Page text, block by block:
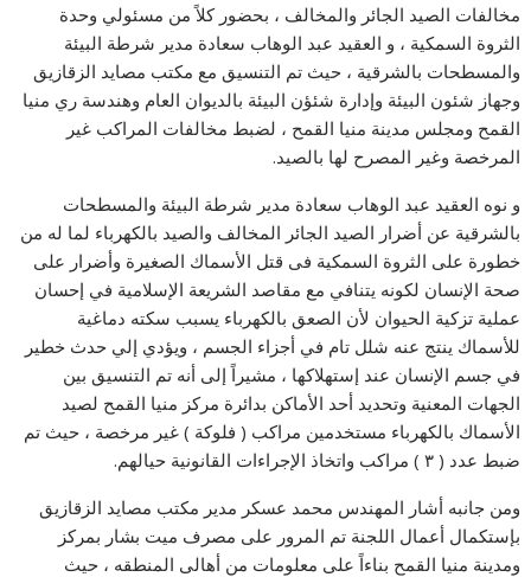
مخالفات الصيد الجائر والمخالف ، بحضور كلاً من مسئولي وحدة
الثروة السمكية ، و العقيد عبد الوهاب سعادة مدير شرطة البيئة
والمسطحات بالشرقية ، حيث تم التنسيق مع مكتب مصايد الزقازيق
وجهاز شئون البيئة وإدارة شئؤن البيئة بالديوان العام وهندسة ري منيا
القمح ومجلس مدينة منيا القمح ، لضبط مخالفات المراكب غير
المرخصة وغير المصرح لها بالصيد.
و نوه العقيد عبد الوهاب سعادة مدير شرطة البيئة والمسطحات
بالشرقية عن أضرار الصيد الجائر المخالف والصيد بالكهرباء لما له من
خطورة على الثروة السمكية فى قتل الأسماك الصغيرة وأضرار على
صحة الإنسان لكونه يتنافي مع مقاصد الشريعة الإسلامية في إحسان
عملية تزكية الحيوان لأن الصعق بالكهرباء يسبب سكته دماغية
للأسماك ينتج عنه شلل تام في أجزاء الجسم ، ويؤدي إلي حدث خطير
في جسم الإنسان عند إستهلاكها ، مشيراً إلى أنه تم التنسيق بين
الجهات المعنية وتحديد أحد الأماكن بدائرة مركز منيا القمح لصيد
الأسماك بالكهرباء مستخدمين مراكب ( فلوكة ) غير مرخصة ، حيث تم
ضبط عدد ( ٣ ) مراكب واتخاذ الإجراءات القانونية حيالهم.
ومن جانبه أشار المهندس محمد عسكر مدير مكتب مصايد الزقازيق
بإستكمال أعمال اللجنة تم المرور على مصرف ميت بشار بمركز
ومدينة منيا القمح بناءاً على معلومات من أهالى المنطقه ، حيث